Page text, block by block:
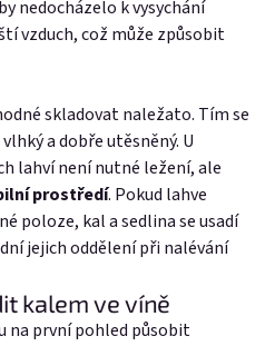
nedocházelo k vysychání
vzduch, což může způsobit
skladovat naležato. Tím se
a dobře utěsněný. U
lahví není nutné ležení, ale
prostředí. Pokud lahve
poloze, kal a sedlina se usadí
jejich oddělení při nalévání
kalem ve víně
na první pohled působit